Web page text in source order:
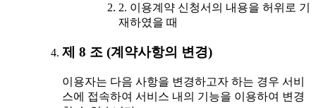
2. 이용계약 신청서의 내용을 허위로 기
재하였을 때
제 8 조 (계약사항의 변경)
이용자는 다음 사항을 변경하고자 하는 경우 서비
스에 접속하여 서비스 내의 기능을 이용하여 변경